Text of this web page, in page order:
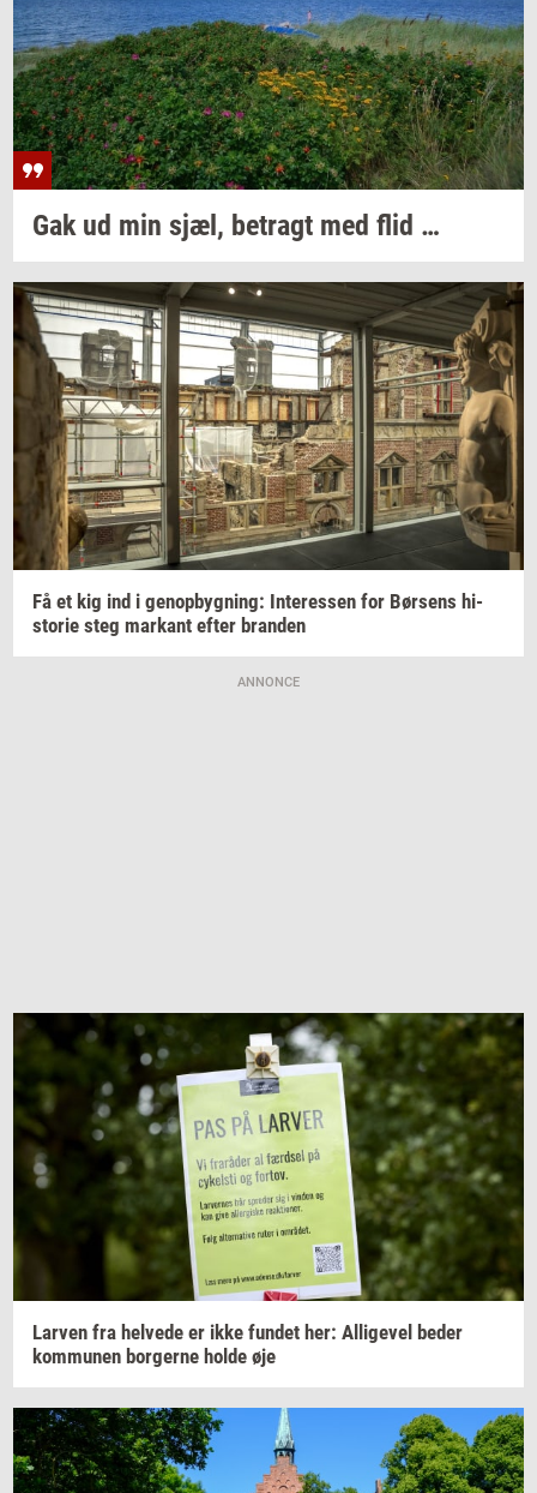
Gak ud min sjæl, be­tragt med flid …
Få et kig ind i genop­byg­ning: In­ter­es­sen for Bør­sens hi­
sto­rie steg mar­kant efter bran­den
ANNONCE
Lar­ven fra hel­ve­de er ikke fun­det her: Al­li­ge­vel beder
kom­mu­nen bor­ger­ne holde øje